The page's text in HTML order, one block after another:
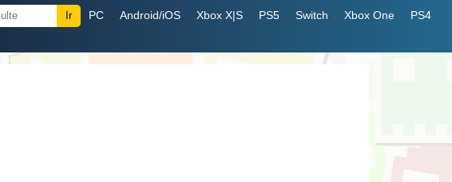
PC Android/iOS Xbox X|S PS5 Switch Xbox One
PS4